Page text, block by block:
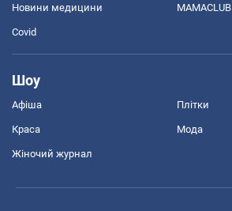
Новини медицини MAMACLUB
Covid
Шоу
Афіша Плітки
Краса Мода
Жіночий журнал